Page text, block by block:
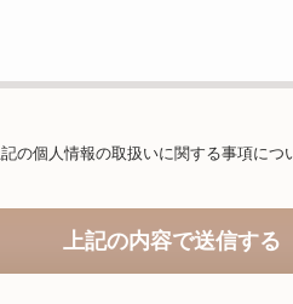
合を除き、取得した個人情報を第三者
制について一定の水準に達していると
窓口について
示対象個人情報の利用目的の通知・開
の個人情報の取扱いに関する事項につ
上記の内容で送信する